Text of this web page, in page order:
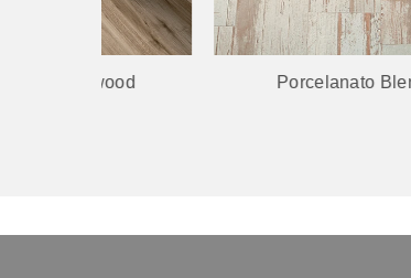
Porcelanato Blendart